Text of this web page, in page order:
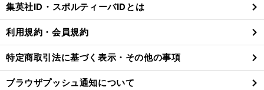
る
集英社ID・スポルティーバIDとは
利用規約・会員規約
特定商取引法に基づく表示・その他の事項
ブラウザプッシュ通知について